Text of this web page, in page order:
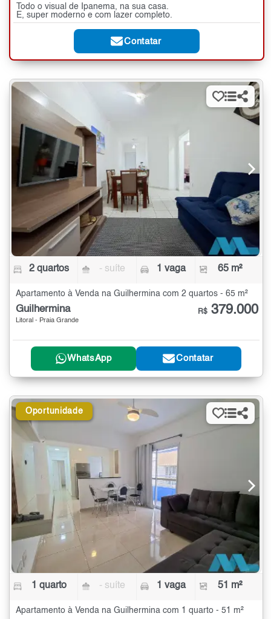
Todo o visual de Ipanema, na sua casa.
E, super moderno e com lazer completo.
Contatar
2 quartos - suíte 1 vaga 65 m²
Apartamento à Venda na Guilhermina com 2 quartos - 65 m²
Guilhermina
Litoral - Praia Grande
R$ 379.000
WhatsApp Contatar
Oportunidade
1 quarto - suíte 1 vaga 51 m²
Apartamento à Venda na Guilhermina com 1 quarto - 51 m²